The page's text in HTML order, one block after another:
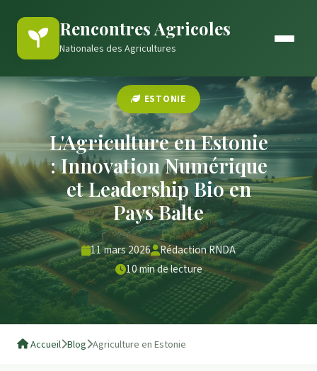
Rencontres Agricoles
Nationales des Agricultures
ESTONIE
L'Agriculture en Estonie
: Innovation Numérique
et Leadership Bio en
Pays Balte
11 mars 2026 Rédaction RNDA
10 min de lecture
Accueil Blog Agriculture en Estonie